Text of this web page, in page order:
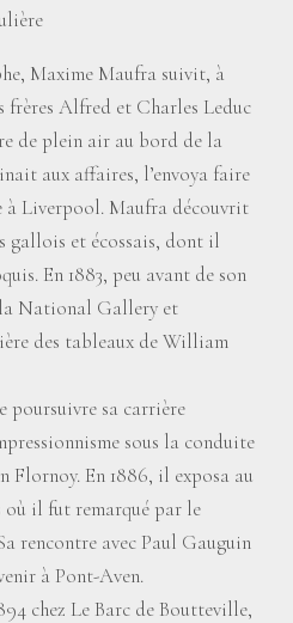
Maxime Maufra suivit, à
frères Alfred et Charles Leduc
de plein air au bord de la
aux affaires, l’envoya faire
à Liverpool. Maufra découvrit
gallois et écossais, dont il
En 1883, peu avant de son
National Gallery et
des tableaux de William
poursuivre sa carrière
sous la conduite
Flornoy. En 1886, il exposa au
où il fut remarqué par le
rencontre avec Paul Gauguin
à Pont-Aven.
chez Le Barc de Boutteville,